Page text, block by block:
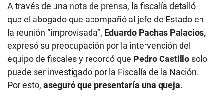
A través de una nota de prensa, la fiscalía detalló
que el abogado que acompañó al jefe de Estado en
la reunión “improvisada”, Eduardo Pachas Palacios,
expresó su preocupación por la intervención del
equipo de fiscales y recordó que Pedro Castillo solo
puede ser investigado por la Fiscalía de la Nación.
Por esto, aseguró que presentaría una queja.